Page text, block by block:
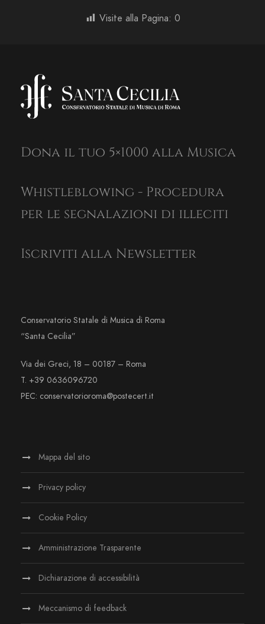
Visite alla Pagina: 0
Dona il tuo 5×1000 alla Musica
Whistleblowing - Procedura
per le segnalazioni di illeciti
Iscriviti alla Newsletter
Conservatorio Statale di Musica di Roma
“Santa Cecilia”
Via dei Greci, 18 – 00187 – Roma
T. +39 0636096720
PEC: conservatorioroma@postecert.it
Mappa del sito
Privacy policy
Cookie Policy
Amministrazione Trasparente
Dichiarazione di accessibilità
Meccanismo di feedback